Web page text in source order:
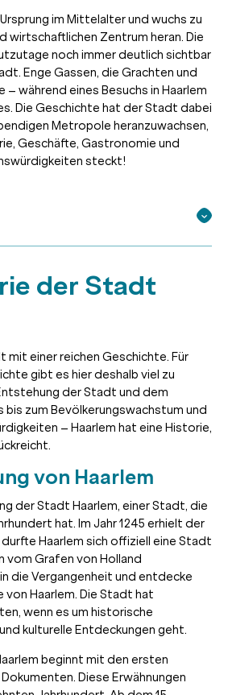
im Mittelalter und wuchs zu
wirtschaftlichen Zentrum heran. Die
noch immer deutlich sichtbar
Enge Gassen, die Grachten und
während eines Besuchs in Haarlem
Die Geschichte hat der Stadt dabei
Metropole heranzuwachsen,
Geschäfte, Gastronomie und
steckt!
der Stadt
mit einer reichen Geschichte. Für
gibt es hier deshalb viel zu
der Stadt und dem
bis zum Bevölkerungswachstum und
– Haarlem hat eine Historie,
von Haarlem
der Stadt Haarlem, einer Stadt, die
hat. Im Jahr 1245 erhielt der
Haarlem sich offiziell eine Stadt
vom Grafen von Holland
die Vergangenheit und entdecke
Haarlem. Die Stadt hat
wenn es um historische
kulturelle Entdeckungen geht.
beginnt mit den ersten
Diese Erwähnungen